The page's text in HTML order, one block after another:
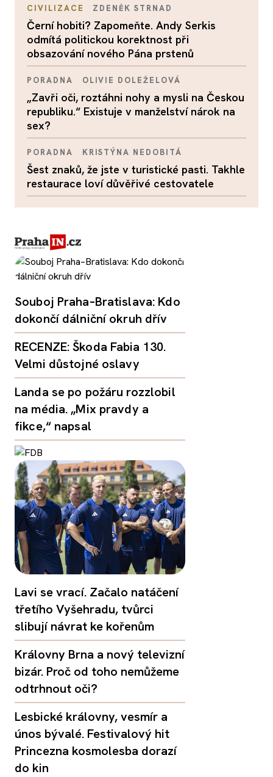
CIVILIZACE ZDENĚK STRNAD
Černí hobiti? Zapomeňte. Andy Serkis
odmítá politickou korektnost při
obsazování nového Pána prstenů
PORADNA OLIVIE DOLEŽELOVÁ
„Zavři oči, roztáhni nohy a mysli na Českou
republiku.“ Existuje v manželství nárok na
sex?
PORADNA KRISTÝNA NEDOBITÁ
Šest znaků, že jste v turistické pasti. Takhle
restaurace loví důvěřivé cestovatele
Souboj Praha–Bratislava: Kdo
dokončí dálniční okruh dřív
RECENZE: Škoda Fabia 130.
Velmi důstojné oslavy
Landa se po požáru rozzlobil
na média. „Mix pravdy a
fikce,“ napsal
Lavi se vrací. Začalo natáčení
třetího Vyšehradu, tvůrci
slibují návrat ke kořenům
Královny Brna a nový televizní
bizár. Proč od toho nemůžeme
odtrhnout oči?
Lesbické královny, vesmír a
únos bývalé. Festivalový hit
Princezna kosmolesba dorazí
do kin